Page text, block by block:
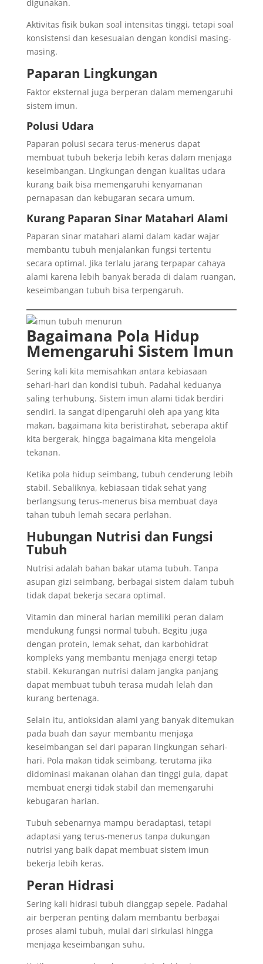
digunakan.
Aktivitas fisik bukan soal intensitas tinggi, tetapi soal
konsistensi dan kesesuaian dengan kondisi masing-
masing.
Paparan Lingkungan
Faktor eksternal juga berperan dalam memengaruhi
sistem imun.
Polusi Udara
Paparan polusi secara terus-menerus dapat
membuat tubuh bekerja lebih keras dalam menjaga
keseimbangan. Lingkungan dengan kualitas udara
kurang baik bisa memengaruhi kenyamanan
pernapasan dan kebugaran secara umum.
Kurang Paparan Sinar Matahari Alami
Paparan sinar matahari alami dalam kadar wajar
membantu tubuh menjalankan fungsi tertentu
secara optimal. Jika terlalu jarang terpapar cahaya
alami karena lebih banyak berada di dalam ruangan,
keseimbangan tubuh bisa terpengaruh.
Bagaimana Pola Hidup
Memengaruhi Sistem Imun
Sering kali kita memisahkan antara kebiasaan
sehari-hari dan kondisi tubuh. Padahal keduanya
saling terhubung. Sistem imun alami tidak berdiri
sendiri. Ia sangat dipengaruhi oleh apa yang kita
makan, bagaimana kita beristirahat, seberapa aktif
kita bergerak, hingga bagaimana kita mengelola
tekanan.
Ketika pola hidup seimbang, tubuh cenderung lebih
stabil. Sebaliknya, kebiasaan tidak sehat yang
berlangsung terus-menerus bisa membuat daya
tahan tubuh lemah secara perlahan.
Hubungan Nutrisi dan Fungsi
Tubuh
Nutrisi adalah bahan bakar utama tubuh. Tanpa
asupan gizi seimbang, berbagai sistem dalam tubuh
tidak dapat bekerja secara optimal.
Vitamin dan mineral harian memiliki peran dalam
mendukung fungsi normal tubuh. Begitu juga
dengan protein, lemak sehat, dan karbohidrat
kompleks yang membantu menjaga energi tetap
stabil. Kekurangan nutrisi dalam jangka panjang
dapat membuat tubuh terasa mudah lelah dan
kurang bertenaga.
Selain itu, antioksidan alami yang banyak ditemukan
pada buah dan sayur membantu menjaga
keseimbangan sel dari paparan lingkungan sehari-
hari. Pola makan tidak seimbang, terutama jika
didominasi makanan olahan dan tinggi gula, dapat
membuat energi tidak stabil dan memengaruhi
kebugaran harian.
Tubuh sebenarnya mampu beradaptasi, tetapi
adaptasi yang terus-menerus tanpa dukungan
nutrisi yang baik dapat membuat sistem imun
bekerja lebih keras.
Peran Hidrasi
Sering kali hidrasi tubuh dianggap sepele. Padahal
air berperan penting dalam membantu berbagai
proses alami tubuh, mulai dari sirkulasi hingga
menjaga keseimbangan suhu.